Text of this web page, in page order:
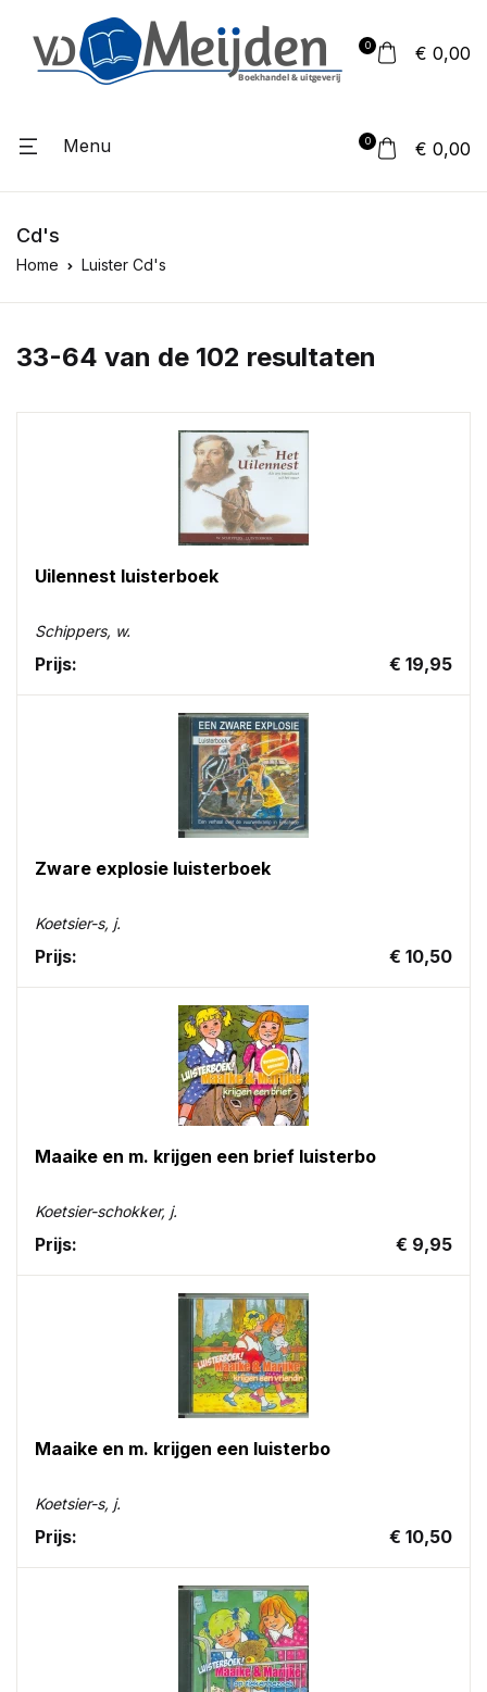
0 € 0,00
Menu 0 € 0,00
Cd's
Home Luister Cd's
33-64 van de 102 resultaten
Uilennest luisterboek
Schippers, w.
Prijs: € 19,95
Zware explosie luisterboek
Koetsier-s, j.
Prijs: € 10,50
Maaike en m. krijgen een brief luisterbo
Koetsier-schokker, j.
Prijs: € 9,95
Maaike en m. krijgen een luisterbo
Koetsier-s, j.
Prijs: € 10,50